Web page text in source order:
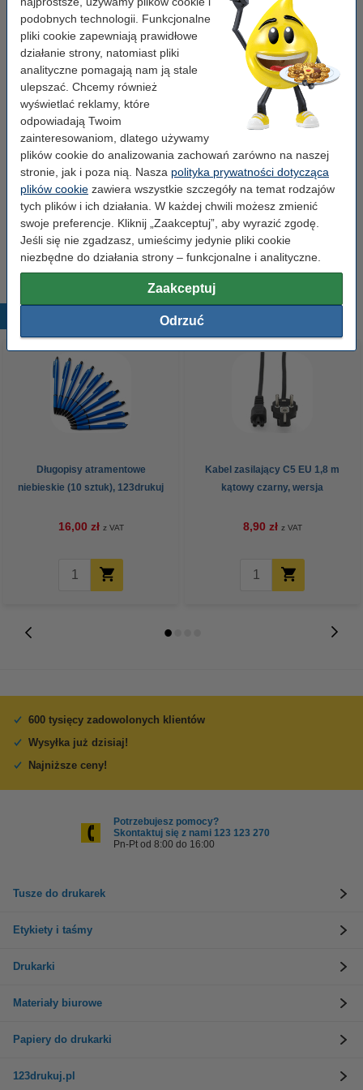
podobnych technologii. Funkcjonalne
pliki cookie zapewniają prawidłowe
działanie strony, natomiast pliki
analityczne pomagają nam ją stale
ulepszać. Chcemy również
wyświetlać reklamy, które
odpowiadają Twoim
zainteresowaniom, dlatego używamy
plików cookie do analizowania zachowań zarówno na naszej
stronie, jak i poza nią. Nasza polityka prywatności dotycząca
plików cookie zawiera wszystkie szczegóły na temat rodzajów
tych plików i ich działania. W każdej chwili możesz zmienić
swoje preferencje. Kliknij „Zaakceptuj”, aby wyrazić zgodę.
Jeśli się nie zgadzasz, umieścimy jedynie pliki cookie
niezbędne do działania strony – funkcjonalne i analityczne.
Zaakceptuj
Odrzuć
Złącze: 5,5 x 2,5 mm
Numer artykułu: ADR00277
3.42 A
Moc: 60 Hz W
Wskazówka: zamów kabel zasilający
wersja 123drukuj
12,90 zł
Kabel zasilający C5 EU 1,8 m kątowy czarny,
wersja 123drukuj
8,90 zł
Popularne produkty
Długopisy atramentowe
niebieskie (10 sztuk), 123drukuj
16,00 zł z VAT
Kabel zasilający C5 EU 1,8 m
kątowy czarny, wersja
8,90 zł z VAT
600 tysięcy zadowolonych klientów
Wysyłka już dzisiaj!
Najniższe ceny!
Potrzebujesz pomocy?
Skontaktuj się z nami 123 123 270
Pn-Pt od 8:00 do 16:00
Tusze do drukarek
Etykiety i taśmy
Drukarki
Materiały biurowe
Papiery do drukarki
123drukuj.pl